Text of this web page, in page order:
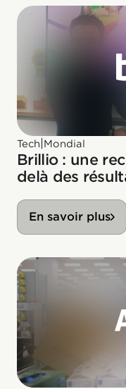
Tech Mondial
Brillio : une
delà des
En savoir plus